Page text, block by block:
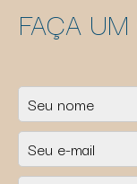
FAÇA UM